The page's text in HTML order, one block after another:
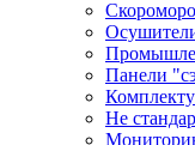
Панели
Не